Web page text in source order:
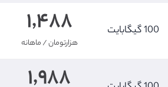
100 گیگابایت 1,488
هزارتومان/ ماهانه
1,988